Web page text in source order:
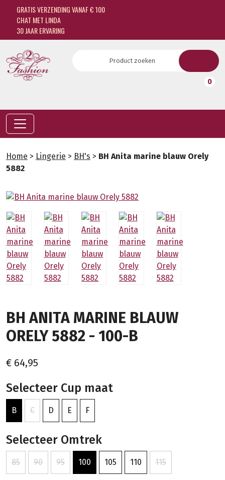
GRATIS VERZENDING VANAF € 100
CHAT MET LINDA
30 JAAR ERVARING
0
Home > Lingerie > BH's > BH Anita marine blauw Orely
5882
BH ANITA MARINE BLAUW
ORELY 5882 - 100-B
€ 64,95
Selecteer Cup maat
B C D E F
Selecteer Omtrek
85 90 95 100 105 110 115